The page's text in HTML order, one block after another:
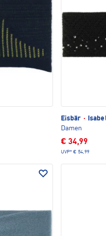
Eisbär ·
Damen
€ 34,99
UVP* € 54,99